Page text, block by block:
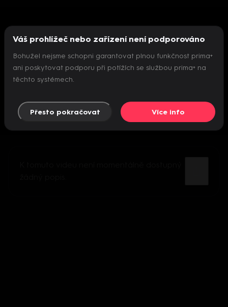
Nepodařilo se inicializovat přehrávač
Váš prohlížeč nebo zařízení není podporováno
Bohužel nejsme schopni garantovat plnou funkčnost prima+
ani poskytovat podporu při potížích se službou prima+ na
těchto systémech.
Přesto pokračovat Více info